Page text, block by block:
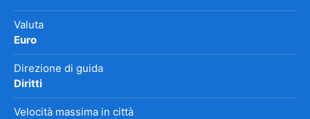
Valuta
Euro
Direzione di guida
Diritti
Velocità massima in città